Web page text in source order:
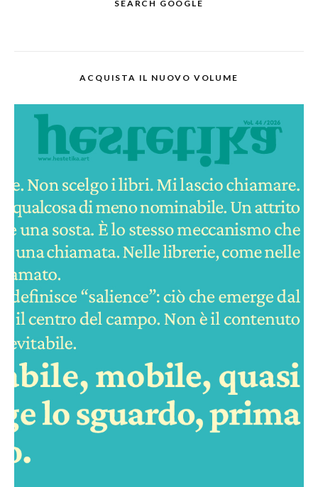
SEARCH GOOGLE
ACQUISTA IL NUOVO VOLUME